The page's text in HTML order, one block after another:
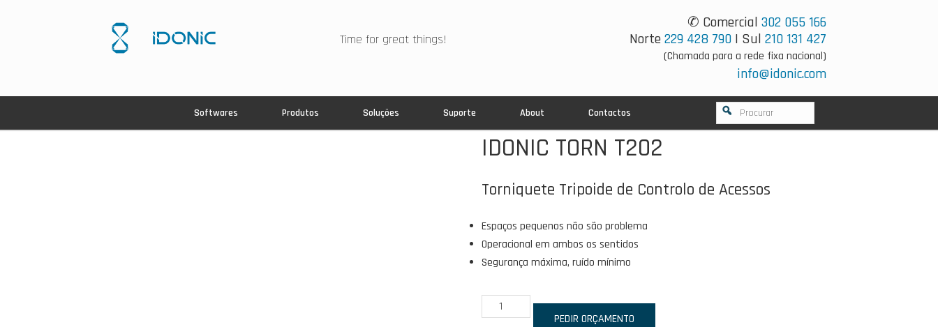
Time for great things!
✆ Comercial 302 055 166
Norte229 428 790 | Sul 210 131 427
(Chamada para a rede fixa nacional)
info@idonic.com
Softwares Produtos Soluções Suporte About Contactos
IDONIC TORN T202
Torniquete Tripoide de Controlo de Acessos
Espaços pequenos não são problema
Operacional em ambos os sentidos
Segurança máxima, ruído mínimo
Quantidade
de
PEDIR ORÇAMENTO